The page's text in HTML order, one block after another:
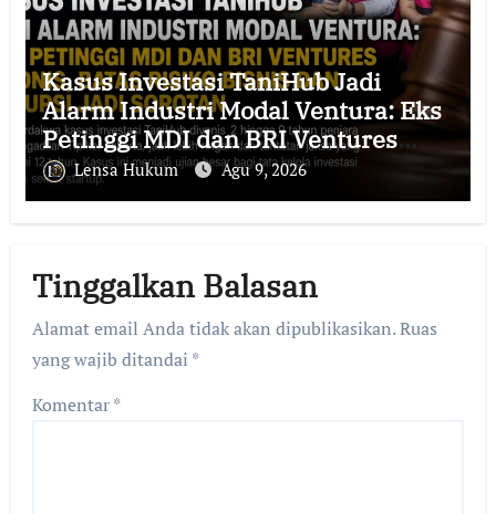
Kasus Investasi TaniHub Jadi
Alarm Industri Modal Ventura: Eks
Petinggi MDI dan BRI Ventures
Divonis, Batas Risiko Bisnis dan
Korupsi Jadi Sorotan
Lensa Hukum Agu 9, 2026
Tinggalkan Balasan
Alamat email Anda tidak akan dipublikasikan.Ruas
yang wajib ditandai *
Komentar*